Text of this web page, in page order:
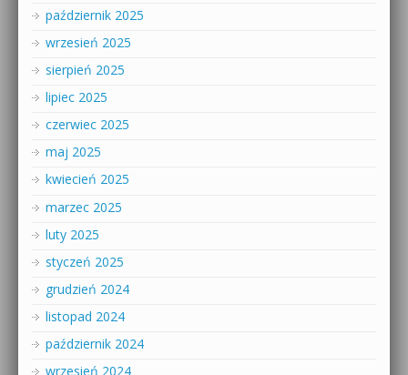
październik 2025
wrzesień 2025
sierpień 2025
lipiec 2025
czerwiec 2025
maj 2025
kwiecień 2025
marzec 2025
luty 2025
styczeń 2025
grudzień 2024
listopad 2024
październik 2024
wrzesień 2024